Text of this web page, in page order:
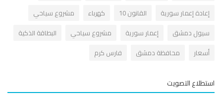
إعمار سورية
القانون 10 كهرباء
مشروع سياحي
دمشق
إعمار سورية مشروع سياحي
البطاقة الذكية
محافظة دمشق فارس كرم
التصويت